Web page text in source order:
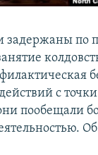
задержаны по
с
пообещали